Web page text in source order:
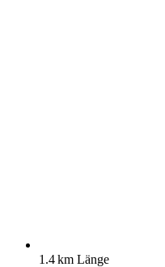
1.4 km Länge